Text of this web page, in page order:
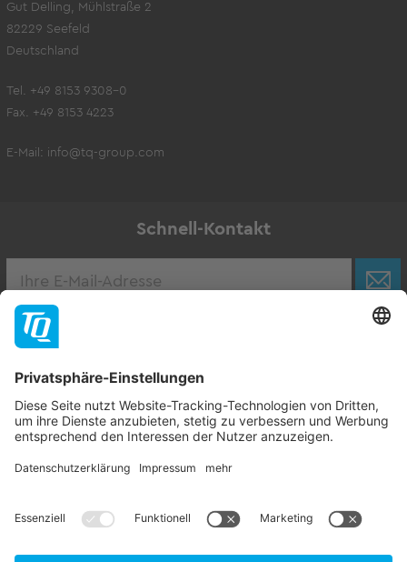
Gut Delling, Mühlstraße 2
82229 Seefeld
Deutschland
Tel. +49 8153 9308-0
Fax. +49 8153 4223
E-Mail: info@tq-group.com
Schnell-Kontakt
Zur Stellenbörse
Follow TQ-Group